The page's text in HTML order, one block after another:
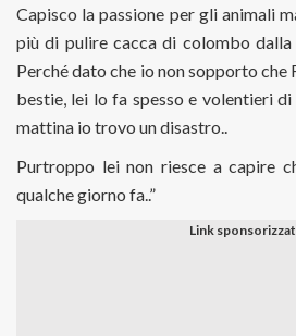
Capisco la passione per gli animali
più di pulire cacca di colombo
Perché dato che io non sopporto che
bestie, lei lo fa spesso e volentieri
mattina io trovo un disastro..
Purtroppo lei non riesce a capire
qualche giorno fa..”